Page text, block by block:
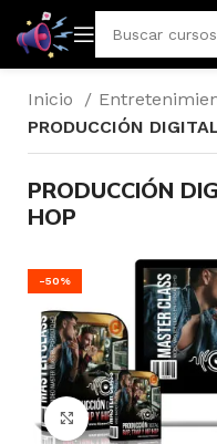
Inicio
PRODUCCIÓN
PRODUCCIÓN
HOP
-50%
Click to enlarge